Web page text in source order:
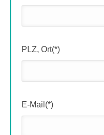
PLZ, Ort(*)
E-Mail(*)